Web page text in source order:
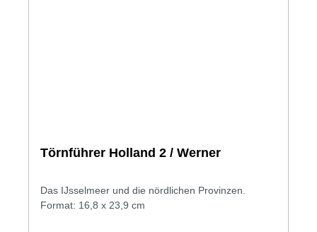
Törnführer Holland 2 / Werner
Das IJsselmeer und die nördlichen Provinzen.
Format: 16,8 x 23,9 cm